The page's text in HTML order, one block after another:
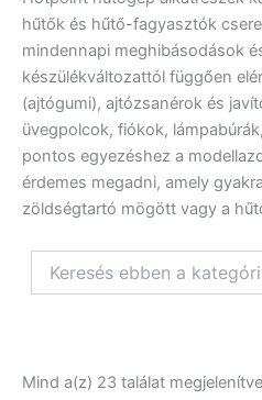
hűtők és hűtő-fagyasztók
mindennapi meghibásodások
készülékváltozattól függően
(ajtógumi), ajtózsanérok és
üvegpolcok, fiókok,
pontos egyezéshez a
érdemes megadni, amely
zöldségtartó mögött vagy a
Mind a(z) 23 találat megjelenítve